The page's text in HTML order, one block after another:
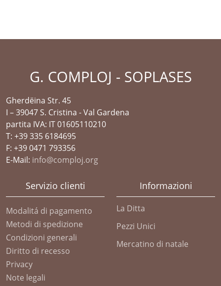
G. COMPLOJ - SOPLASES
Gherdëina Str. 45
I – 39047 S. Cristina - Val Gardena
partita IVA: IT 01605110210
T: +39 335 6184695
F: +39 0471 793356
E-Mail: info@comploj.org
Servizio clienti
Modalitá di pagamento
Metodi di spedizione
Condizioni generali
Diritto di recesso
Privacy
Note legali
Informazioni
La Ditta
Pezzi Unici
Mercatino di natale